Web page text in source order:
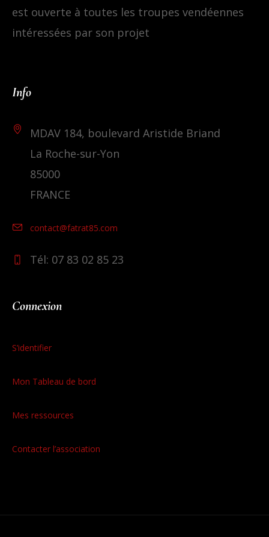
est ouverte à toutes les troupes vendéennes
intéressées par son projet
Info
MDAV 184, boulevard Aristide Briand
La Roche-sur-Yon
85000
FRANCE
contact@fatrat85.com
Tél: 07 83 02 85 23
Connexion
S’identifier
Mon Tableau de bord
Mes ressources
Contacter l’association